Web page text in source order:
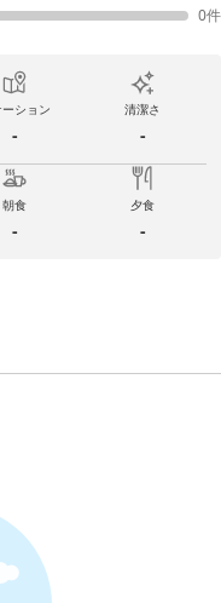
0件
ーション
-
清潔さ
-
朝食
-
夕食
-